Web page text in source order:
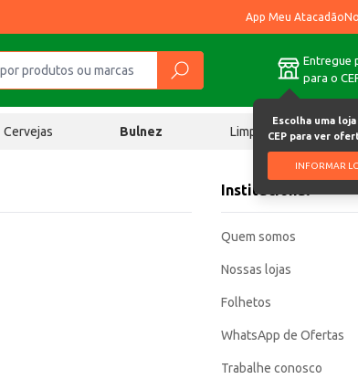
App Meu Atacadão
Entregue
para o
Escolha uma
CEP para ver
INFORMAR
Cervejas Bulnez Limpeza
Institucional
Quem somos
Nossas lojas
Folhetos
WhatsApp de Ofertas
Trabalhe conosco